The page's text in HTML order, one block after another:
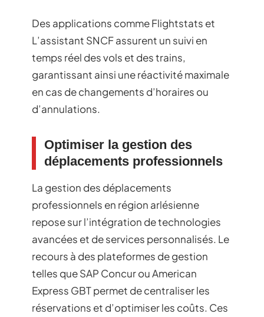
Des applications comme Flightstats et
L’assistant SNCF assurent un suivi en
temps réel des vols et des trains,
garantissant ainsi une réactivité maximale
en cas de changements d’horaires ou
d’annulations.
Optimiser la gestion des
déplacements professionnels
La gestion des déplacements
professionnels en région arlésienne
repose sur l’intégration de technologies
avancées et de services personnalisés. Le
recours à des plateformes de gestion
telles que SAP Concur ou American
Express GBT permet de centraliser les
réservations et d’optimiser les coûts. Ces